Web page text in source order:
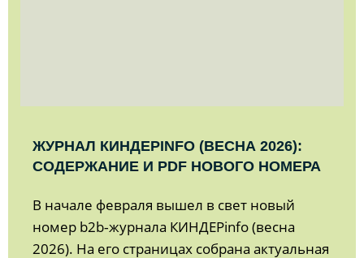
ЖУРНАЛ КИНДЕРINFO (ВЕСНА 2026):
СОДЕРЖАНИЕ И PDF НОВОГО НОМЕРА
В начале февраля вышел в свет новый
номер b2b‑журнала КИНДЕРinfo (весна
2026). На его страницах собрана актуальная